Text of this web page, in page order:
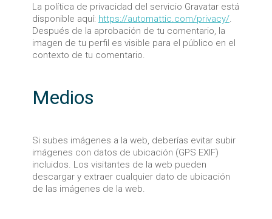
La política de privacidad del servicio Gravatar está
disponible aquí: https://automattic.com/privacy/.
Después de la aprobación de tu comentario, la
imagen de tu perfil es visible para el público en el
contexto de tu comentario.
Medios
Si subes imágenes a la web, deberías evitar subir
imágenes con datos de ubicación (GPS EXIF)
incluidos. Los visitantes de la web pueden
descargar y extraer cualquier dato de ubicación
de las imágenes de la web.